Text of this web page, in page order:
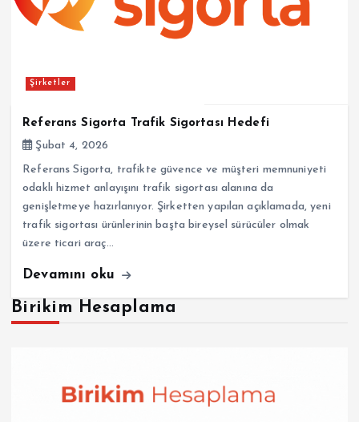
Şirketler
Referans Sigorta Trafik Sigortası Hedefi
Şubat 4, 2026
Referans Sigorta, trafikte güvence ve müşteri memnuniyeti
odaklı hizmet anlayışını trafik sigortası alanına da
genişletmeye hazırlanıyor. Şirketten yapılan açıklamada, yeni
trafik sigortası ürünlerinin başta bireysel sürücüler olmak
üzere ticari araç…
Devamını oku
Birikim Hesaplama